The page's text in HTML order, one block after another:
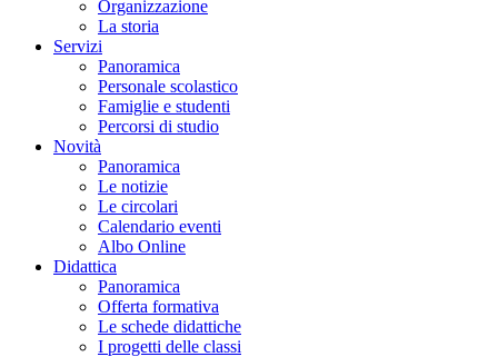
Organizzazione
La storia
Servizi
Panoramica
Personale scolastico
Famiglie e studenti
Percorsi di studio
Novità
Panoramica
Le notizie
Le circolari
Calendario eventi
Albo Online
Didattica
Panoramica
Offerta formativa
Le schede didattiche
I progetti delle classi